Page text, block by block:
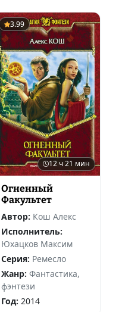
3.99
12 ч 21 мин
Огненный
Факультет
Автор: Кош Алекс
Исполнитель:
Юхацков Максим
Серия: Ремесло
Жанр: Фантастика,
фэнтези
Год: 2014